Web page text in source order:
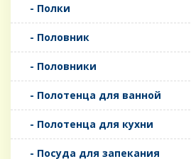
- Полки
- Половник
- Половники
- Полотенца для ванной
- Полотенца для кухни
- Посуда для запекания